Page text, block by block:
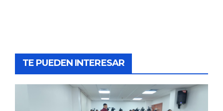
TE PUEDEN INTERESAR